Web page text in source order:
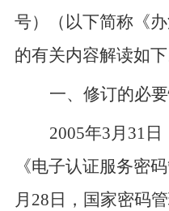
号）（以下简称《
的有关内容解读如下
一、 修订的必
2005年3月 31 日
《电子认证服务密
月 28 日，国家密码